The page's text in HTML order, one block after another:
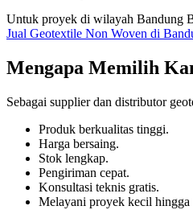
Untuk proyek di wilayah Bandung
Jual Geotextile Non Woven di
Mengapa Memilih
Sebagai supplier dan distributor
Produk berkualitas tinggi.
Harga bersaing.
Stok lengkap.
Pengiriman cepat.
Konsultasi teknis gratis.
Melayani proyek kecil hingga